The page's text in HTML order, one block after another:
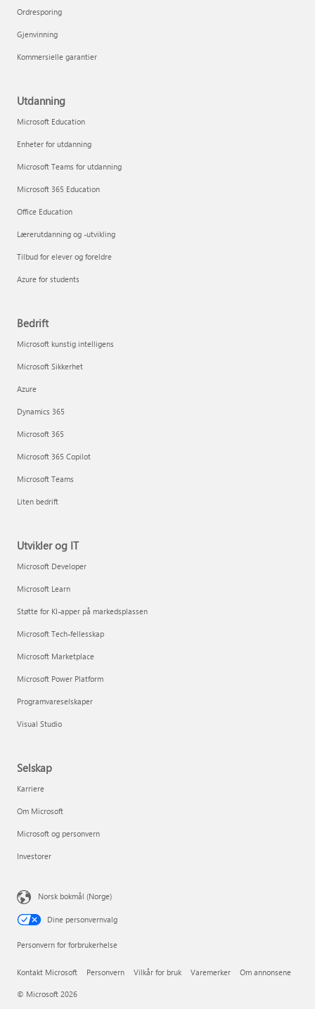
Ordresporing
Gjenvinning
Kommersielle garantier
Utdanning
Microsoft Education
Enheter for utdanning
Microsoft Teams for utdanning
Microsoft 365 Education
Office Education
Lærerutdanning og -utvikling
Tilbud for elever og foreldre
Azure for students
Bedrift
Microsoft kunstig intelligens
Microsoft Sikkerhet
Azure
Dynamics 365
Microsoft 365
Microsoft 365 Copilot
Microsoft Teams
Liten bedrift
Utvikler og IT
Microsoft Developer
Microsoft Learn
Støtte for KI-apper på markedsplassen
Microsoft Tech-fellesskap
Microsoft Marketplace
Microsoft Power Platform
Programvareselskaper
Visual Studio
Selskap
Karriere
Om Microsoft
Microsoft og personvern
Investorer
Norsk bokmål (Norge)
Dine personvernvalg
Personvern for forbrukerhelse
Kontakt Microsoft Personvern Vilkår for bruk Varemerker Om annonsene
© Microsoft 2026